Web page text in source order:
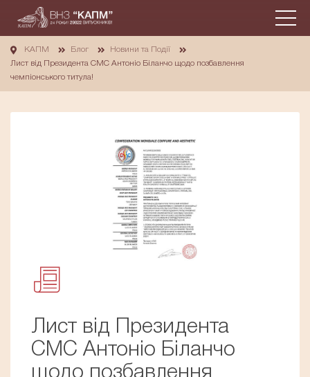
КАПМ Блог
Новини та Події
Лист від Президента СМС Антоніо Біланчо щодо позбавлення
чемпіонського титула!
Лист від Президента
СМС Антоніо Біланчо